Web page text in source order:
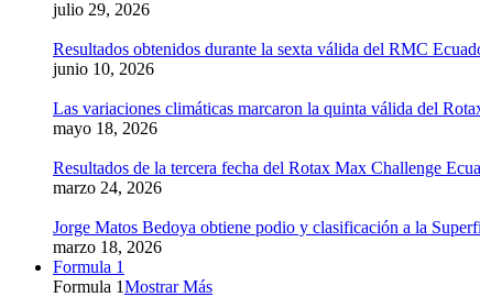
julio 29, 2026
Resultados obtenidos durante la sexta válida del RMC
junio 10, 2026
Las variaciones climáticas marcaron la quinta válida del
mayo 18, 2026
Resultados de la tercera fecha del Rotax Max Challenge
marzo 24, 2026
Jorge Matos Bedoya obtiene podio y clasificación a la
marzo 18, 2026
Formula 1
Formula 1Mostrar Más